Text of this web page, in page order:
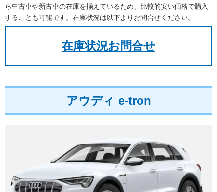
ら中古車や新古車の在庫を揃えているため、比較的安い価格で購入
することも可能です。在庫状況は以下よりお問合せください。
在庫状況お問合せ
アウディ e-tron